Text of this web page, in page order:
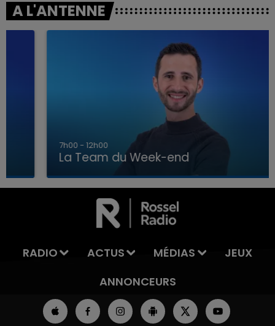
LA TEAM DU WEEK-END
A L'ANTENNE
7h00 - 12h00
La Team du Week-end
RADIO ACTUS MÉDIAS
JEUX
ANNONCEURS